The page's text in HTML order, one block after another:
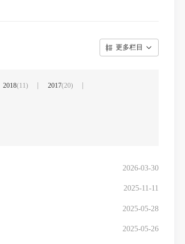
更多栏目
2018(11) 2017(20)
2026-03-30
2025-11-11
2025-05-28
2025-05-26